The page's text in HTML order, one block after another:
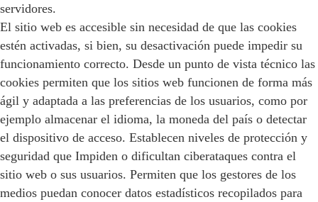
servidores.
El sitio web es accesible sin necesidad de que las cookies
estén activadas, si bien, su desactivación puede impedir su
funcionamiento correcto. Desde un punto de vista técnico las
cookies permiten que los sitios web funcionen de forma más
ágil y adaptada a las preferencias de los usuarios, como por
ejemplo almacenar el idioma, la moneda del país o detectar
el dispositivo de acceso. Establecen niveles de protección y
seguridad que Impiden o dificultan ciberataques contra el
sitio web o sus usuarios. Permiten que los gestores de los
medios puedan conocer datos estadísticos recopilados para